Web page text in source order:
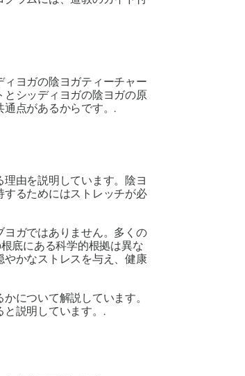
ヨガの陰ヨガティーチャー
とシッディヨガの陰ヨガの原
点があるからです。.
由を説明しています。陰ヨ
るためにはストレッチが必
ガではありません。多くの
底にある科学的根拠は異な
かなストレスを与え、健康
について解説しています。
説明しています。.